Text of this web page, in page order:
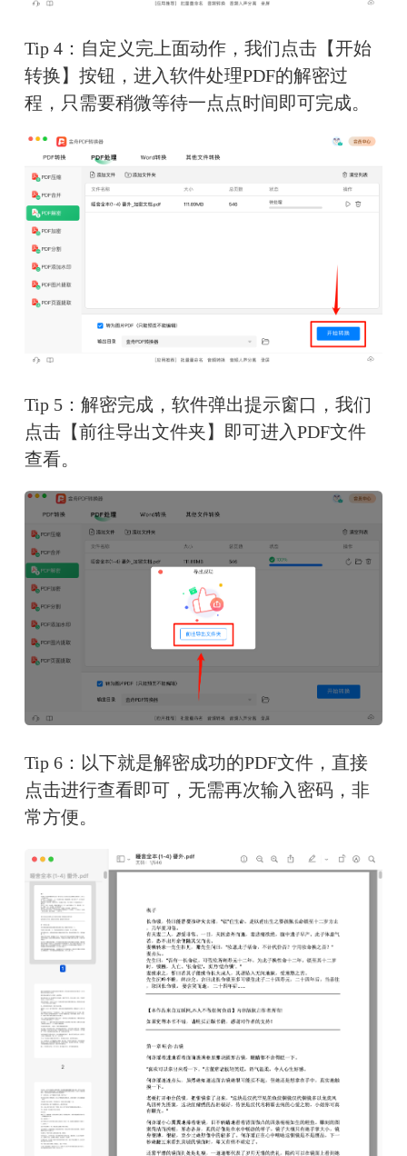
Tip 4：自定义完上面动作，我们点击【开始
转换】按钮，进入软件处理PDF的解密过
程，只需要稍微等待一点点时间即可完成。
Tip 5：解密完成，软件弹出提示窗口，我们
点击【前往导出文件夹】即可进入PDF文件
查看。
Tip 6：以下就是解密成功的PDF文件，直接
点击进行查看即可，无需再次输入密码，非
常方便。